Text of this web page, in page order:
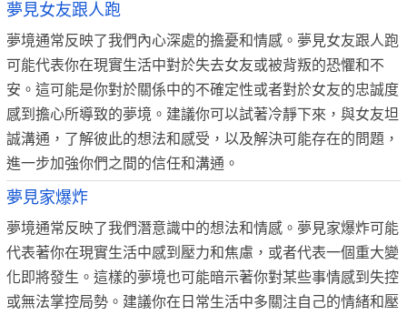
夢見女友跟人跑
夢境通常反映了我們內心深處的擔憂和情感。夢見女友跟人跑
可能代表你在現實生活中對於失去女友或被背叛的恐懼和不
安。這可能是你對於關係中的不確定性或者對於女友的忠誠度
感到擔心所導致的夢境。建議你可以試著冷靜下來，與女友坦
誠溝通，了解彼此的想法和感受，以及解決可能存在的問題，
進一步加強你們之間的信任和溝通。
夢見家爆炸
夢境通常反映了我們潛意識中的想法和情感。夢見家爆炸可能
代表著你在現實生活中感到壓力和焦慮，或者代表一個重大變
化即將發生。這樣的夢境也可能暗示著你對某些事情感到失控
或無法掌控局勢。建議你在日常生活中多關注自己的情緒和壓